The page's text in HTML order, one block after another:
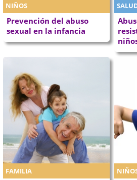
NIÑOS
Prevención del abuso
sexual en la infancia
FAMILIA